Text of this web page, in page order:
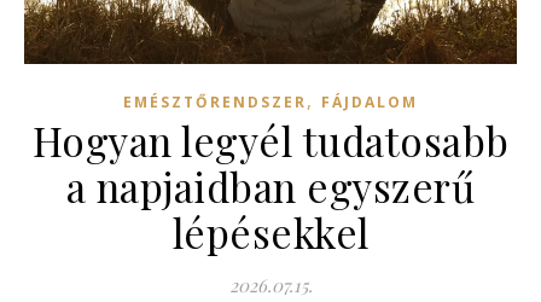
EMÉSZTŐRENDSZER, FÁJDALOM
Hogyan legyél tudatosabb
a napjaidban egyszerű
lépésekkel
2026.07.15.